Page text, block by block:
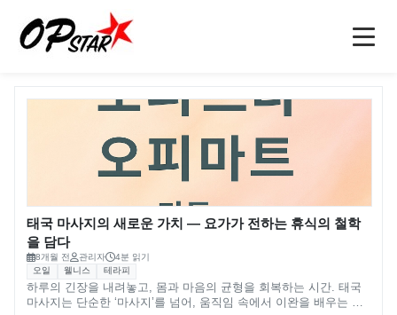
강남오피(강남op)
역삼오피(역삼op)
선릉오피(선릉op)
인천오피(인천op)
오피사이트
op사이트
오피(OP)
오피 정보
소개
마사지
블로그
태국 마사지의 새로운 가치 — 요가가 전하는 휴식의 철학
을 담다
8개월 전 관리자
4분 읽기
오일
웰니스 테라피
하루의 긴장을 내려놓고, 몸과 마음의 균형을 회복하는 시간. 태국
마사지는 단순한 ‘마사지’를 넘어, 움직임 속에서 이완을 배우는 치